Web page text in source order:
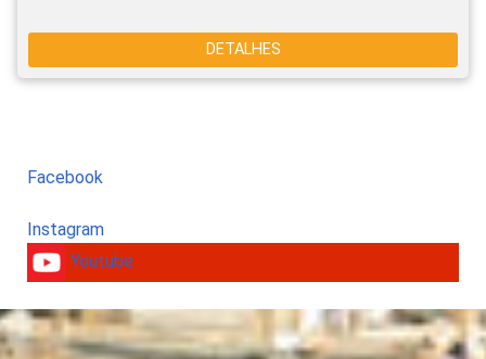
DETALHES
Facebook
Instagram
Youtube